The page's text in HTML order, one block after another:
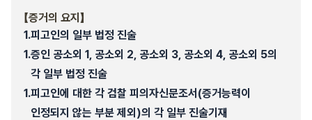
【증거의 요지】
1.피고인의 일부 법정 진술
1.증인 공소외 1, 공소외 2, 공소외 3, 공소외 4, 공소외 5의
각 일부 법정 진술
1.피고인에 대한 각 검찰 피의자신문조서(증거능력이
인정되지 않는 부분 제외)의 각 일부 진술기재